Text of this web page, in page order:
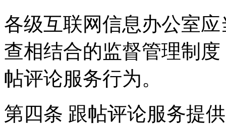
各级互联网信息办公室
查相结合的监督管理制
帖评论服务行为。
第四条 跟帖评论服务提